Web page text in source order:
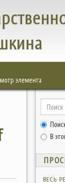
элемента
В
ВЕСЬ